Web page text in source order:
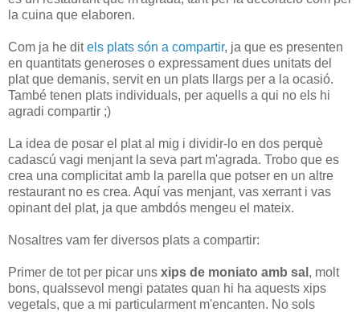
la cuina que elaboren.
Com ja he ditels plats són a compartir, ja que es presenten
en quantitats generoses o expressament dues unitats del
plat que demanis, servit en un plats llargs per a la ocasió.
També tenen plats individuals, per aquells a qui no els hi
agradi compartir ;)
La idea de posar el plat al mig i dividir-lo en dos perquè
cadascú vagi menjant la seva part m'agrada. Trobo que es
crea una complicitat amb la parella que potser en un altre
restaurant no es crea. Aquí vas menjant, vas xerrant i vas
opinant del plat, ja que ambdós mengeu el mateix.
Nosaltres vam fer diversos plats a compartir:
Primer de tot per picar uns xips de moniato amb sal , molt
bons, qualssevol mengi patates quan hi ha aquests xips
vegetals, que a mi particularment m'encanten. No sols